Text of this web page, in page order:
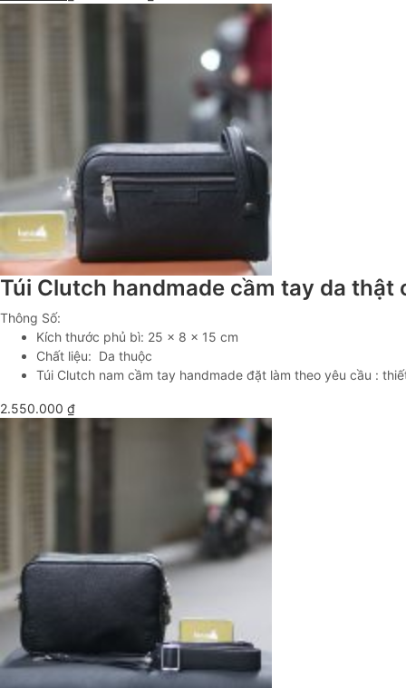
Túi Clutch handmade cầm tay da thật
Thông Số:
Kích thước phủ bì: 25 x 8 x 15 cm
Chất liệu: Da thuộc
Túi Clutch nam cầm tay handmade đặt làm theo yêu cầu :
2.550.000 ₫